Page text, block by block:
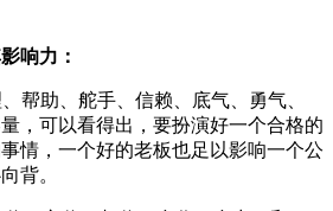
响力：
、帮助、舵手、信赖、底气、勇气、
，可以看得出，要扮演好一个合格的
情，一个好的老板也足以影响一个公
背。